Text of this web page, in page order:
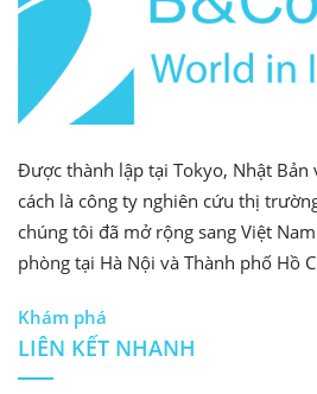
Được thành lập tại Tokyo, Nhật
cách là công ty nghiên cứu thị
chúng tôi đã mở rộng sang Việt
phòng tại Hà Nội và Thành phố Hồ
Khám phá
LIÊN KẾT NHANH